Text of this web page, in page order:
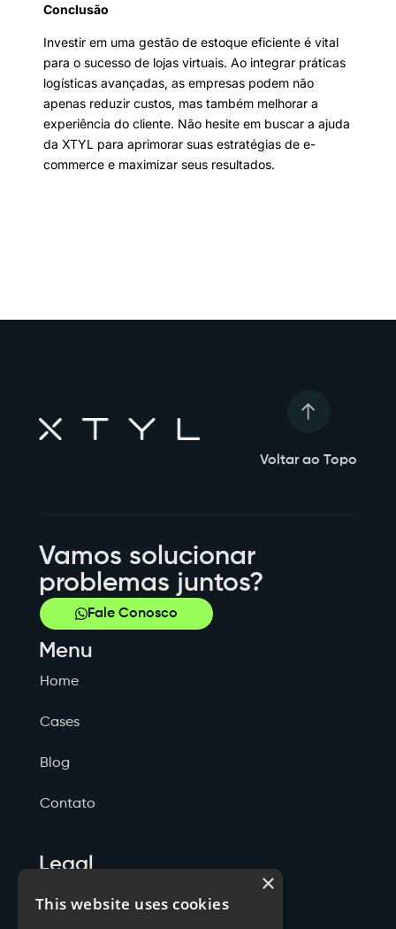
Conclusão
Investir em uma gestão de estoque eficiente é vital
para o sucesso de lojas virtuais. Ao integrar práticas
logísticas avançadas, as empresas podem não
apenas reduzir custos, mas também melhorar a
experiência do cliente. Não hesite em buscar a ajuda
da XTYL para aprimorar suas estratégias de e-
commerce e maximizar seus resultados.
Voltar ao Topo
Vamos solucionar
problemas juntos?
Fale Conosco
Menu
Home
Cases
Blog
Contato
Legal
Politicas de Privacidade ×
This website uses cookies